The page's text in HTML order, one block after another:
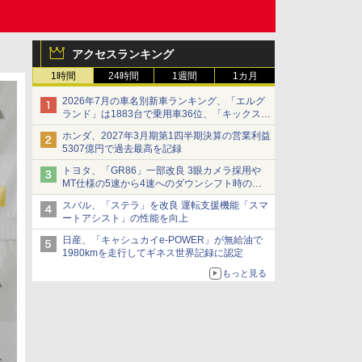
アクセスランキング
1時間 24時間 1週間 1カ月
2026年7月の車名別新車ランキング、「エルグ
ランド」は1883台で乗用車36位、「キックス」
は2591台で27位に
ホンダ、2027年3月期第1四半期決算の営業利益
5307億円で過去最高を記録
トヨタ、「GR86」一部改良 3眼カメラ採用や
MT仕様の5速から4速へのダウンシフト時の操
作性向上など
スバル、「ステラ」を改良 運転支援機能「スマ
ートアシスト」の性能を向上
日産、「キャシュカイe-POWER」が無給油で
1980kmを走行してギネス世界記録に認定
もっと見る